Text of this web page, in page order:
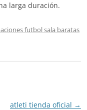
larga duración.
futbol sala baratas
atleti tienda oficial →